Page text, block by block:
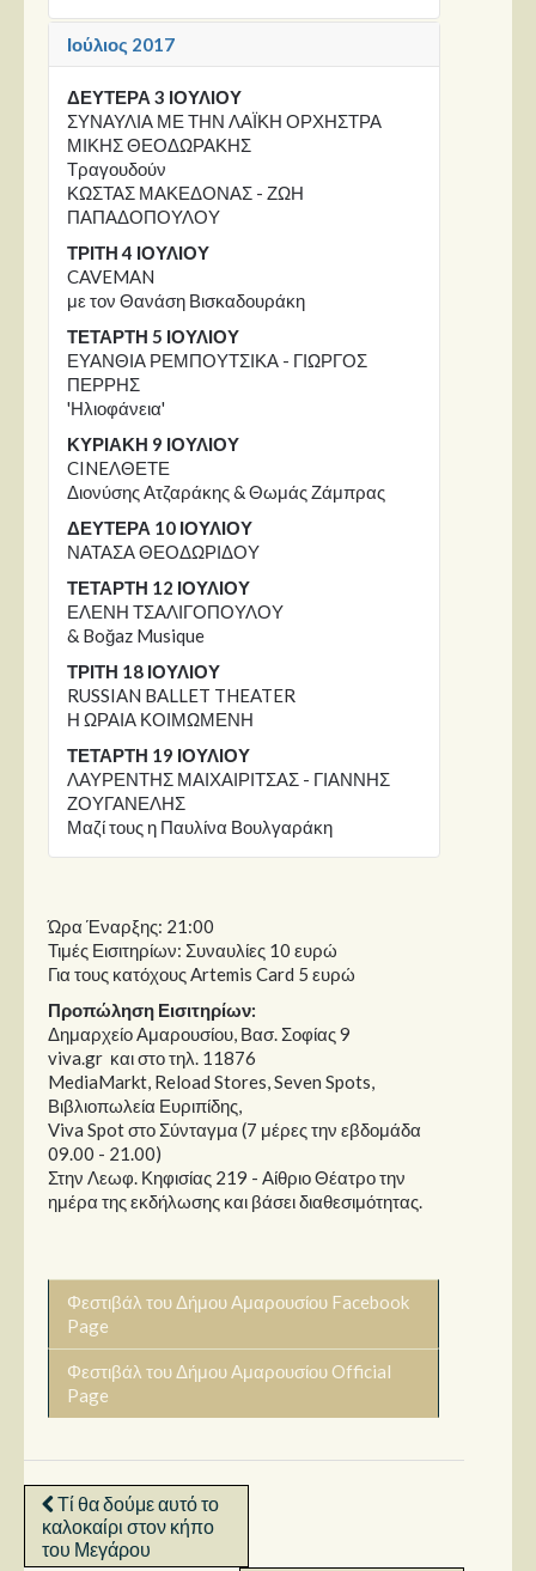
Ιούλιος 2017
ΔΕΥΤΕΡΑ 3 ΙΟΥΛΙΟΥ
ΣΥΝΑΥΛΙΑ ΜΕ ΤΗΝ ΛΑΪΚΗ ΟΡΧΗΣΤΡΑ
ΜΙΚΗΣ ΘΕΟΔΩΡΑΚΗΣ
Τραγουδούν
ΚΩΣΤΑΣ ΜΑΚΕΔΟΝΑΣ - ΖΩΗ
ΠΑΠΑΔΟΠΟΥΛΟΥ
ΤΡΙΤΗ 4 ΙΟΥΛΙΟΥ
CAVEMAN
με τον Θανάση Βισκαδουράκη
ΤΕΤΑΡΤΗ 5 ΙΟΥΛΙΟΥ
ΕΥΑΝΘΙΑ ΡΕΜΠΟΥΤΣΙΚΑ - ΓΙΩΡΓΟΣ
ΠΕΡΡΗΣ
'Ηλιοφάνεια'
ΚΥΡΙΑΚΗ 9 ΙΟΥΛΙΟΥ
CINEΛΘΕΤΕ
Διονύσης Ατζαράκης & Θωμάς Ζάμπρας
ΔΕΥΤΕΡΑ 10 ΙΟΥΛΙΟΥ
ΝΑΤΑΣΑ ΘΕΟΔΩΡΙΔΟΥ
ΤΕΤΑΡΤΗ 12 ΙΟΥΛΙΟΥ
ΕΛΕΝΗ ΤΣΑΛΙΓΟΠΟΥΛΟΥ
& Boğaz Musique
ΤΡΙΤΗ 18 ΙΟΥΛΙΟΥ
RUSSIAN BALLET THEATER
Η ΩΡΑΙΑ ΚΟΙΜΩΜΕΝΗ
ΤΕΤΑΡΤΗ 19 ΙΟΥΛΙΟΥ
ΛΑΥΡΕΝΤΗΣ ΜΑΙΧΑΙΡΙΤΣΑΣ - ΓΙΑΝΝΗΣ
ΖΟΥΓΑΝΕΛΗΣ
Μαζί τους η Παυλίνα Βουλγαράκη
Ώρα Έναρξης: 21:00
Τιμές Εισιτηρίων: Συναυλίες 10 ευρώ
Για τους κατόχους Artemis Card 5 ευρώ
Προπώληση Εισιτηρίων:
Δημαρχείο Αμαρουσίου, Βασ. Σοφίας 9
viva.gr και στο τηλ. 11876
MediaMarkt, Reload Stores, Seven Spots,
Βιβλιοπωλεία Ευριπίδης,
Viva Spot στο Σύνταγμα (7 μέρες την εβδομάδα
09.00 - 21.00)
Στην Λεωφ. Κηφισίας 219 - Αίθριο Θέατρο την
ημέρα της εκδήλωσης και βάσει διαθεσιμότητας.
Φεστιβάλ του Δήμου Αμαρουσίου Facebook
Page
Φεστιβάλ του Δήμου Αμαρουσίου Official
Page
Τί θα δούμε αυτό το
καλοκαίρι στον κήπο
του Μεγάρου